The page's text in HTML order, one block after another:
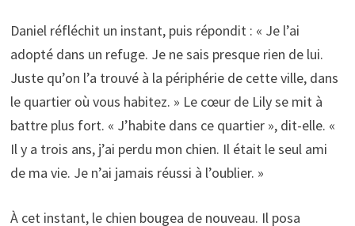
Daniel réfléchit un instant, puis répondit : « Je l’ai
adopté dans un refuge. Je ne sais presque rien de lui.
Juste qu’on l’a trouvé à la périphérie de cette ville, dans
le quartier où vous habitez. » Le cœur de Lily se mit à
battre plus fort. « J’habite dans ce quartier », dit-elle. «
Il y a trois ans, j’ai perdu mon chien. Il était le seul ami
de ma vie. Je n’ai jamais réussi à l’oublier. »
À cet instant, le chien bougea de nouveau. Il posa